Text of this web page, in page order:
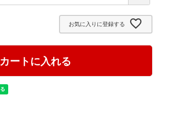
お気に入りに登録する
カートに入れる